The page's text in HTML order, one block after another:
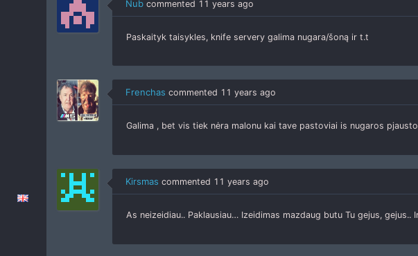
Nub commented 11 years ago
Paskaityk taisykles, knife servery galima nugara/šoną ir t.t
Frenchas commented 11 years ago
Galima , bet vis tiek nėra malonu kai tave pastoviai is nugaros
Kirsmas commented 11 years ago
As neizeidiau.. Paklausiau… Izeidimas mazdaug butu Tu gejus,